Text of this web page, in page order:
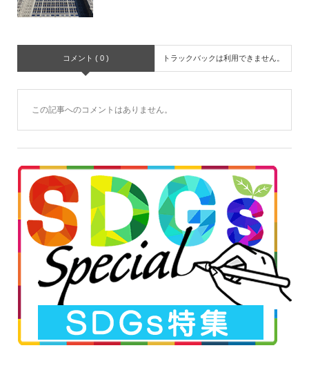
コメント ( 0 ) トラックバックは利用できません。
この記事へのコメントはありません。